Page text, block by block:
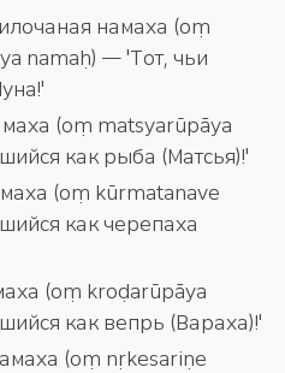
намаха (oṃ
namaḥ) — 'Тот, чьи
(oṃ matsyarūpāya
как рыба (Матсья)!'
(oṃ kūrmatanave
как черепаха
(oṃ kroḍarūpāya
как вепрь (Вараха)!'
(oṃ nṛkesariṇe